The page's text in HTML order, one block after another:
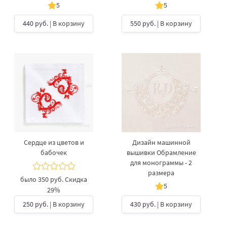
5
440 руб. | В корзину
5
550 руб. | В корзину
Сердце из цветов и
бабочек
было 350 руб.Скидка
29%
250 руб. | В корзину
Дизайн машинной
вышивки Обрамление
для монограммы - 2
размера
5
430 руб. | В корзину